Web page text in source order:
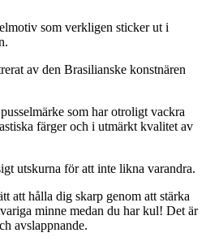
som verkligen sticker ut i
av den Brasilianske konstnären
som har otroligt vackra
färger och i utmärkt kvalitet av
utskurna för att inte likna varandra.
att hålla dig skarp genom att stärka
minne medan du har kul! Det är
avslappnande.